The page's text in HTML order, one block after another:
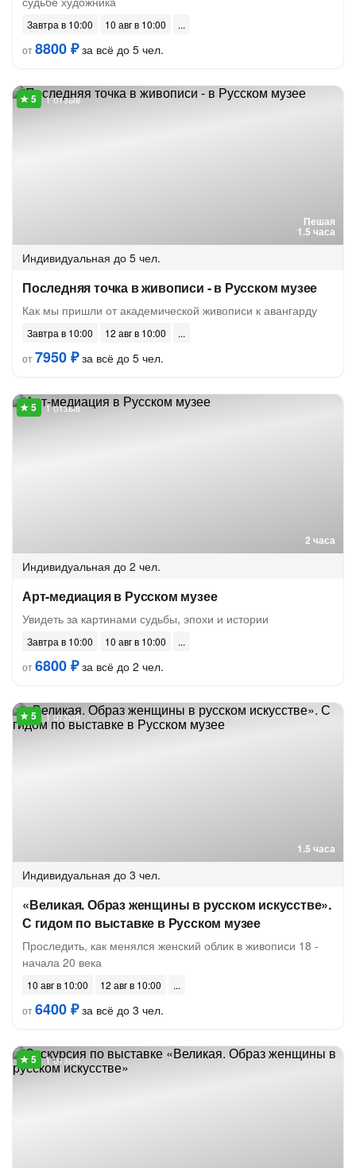
Завтра в 10:00
10 авг в 10:00
от8800 ₽за всё до 5 чел.
Пешая
1.5 часа
1 отзыв
Индивидуальная до 5 чел.
Последняя точка в живописи - в Русском музее
Как мы пришли от академической живописи к авангарду
Завтра в 10:00
12 авг в 10:00
от7950 ₽за всё до 5 чел.
2 часа
1 отзыв
Индивидуальная до 2 чел.
Арт-медиация в Русском музее
Увидеть за картинами судьбы, эпохи и истории
Завтра в 10:00
10 авг в 10:00
от6800 ₽за всё до 2 чел.
1.5 часа
1 отзыв
Индивидуальная до 3 чел.
«Великая. Образ женщины в русском искусстве».
С гидом по выставке в Русском музее
Проследить, как менялся женский облик в живописи 18 -
начала 20 века
10 авг в 10:00
12 авг в 10:00
от6400 ₽за всё до 3 чел.
1 отзыв